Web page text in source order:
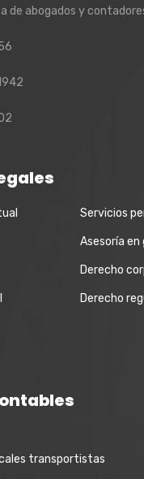
de abogados y
Servicios
Asesoría en
Derecho
Derecho
transportistas